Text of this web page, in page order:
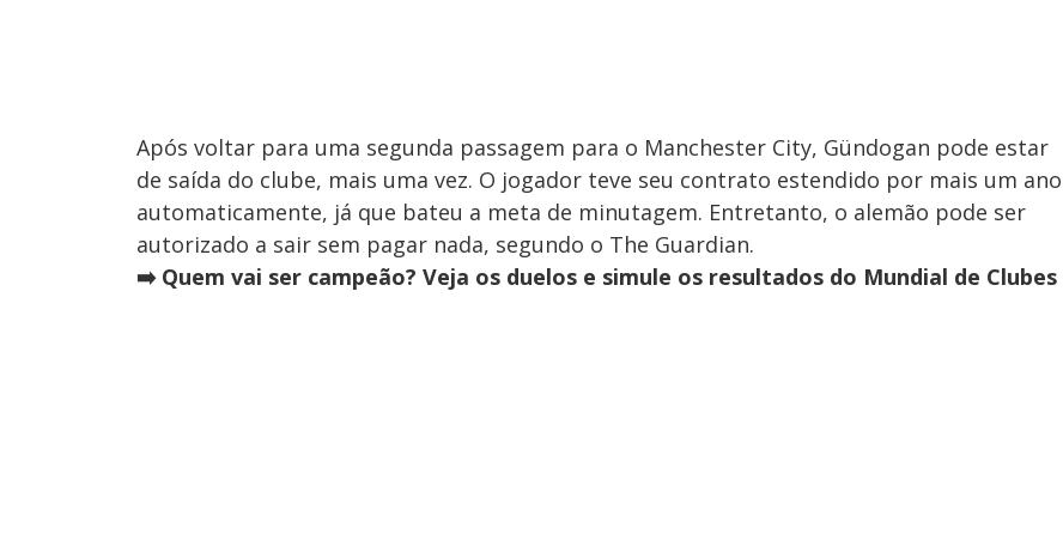
Após voltar para uma segunda passagem para o Manchester City, Gündogan pode estar
de saída do clube, mais uma vez. O jogador teve seu contrato estendido por mais um ano
automaticamente, já que bateu a meta de minutagem. Entretanto, o alemão pode ser
autorizado a sair sem pagar nada, segundo o The Guardian.
➡️ Quem vai ser campeão? Veja os duelos e simule os resultados do Mundial de Clubes